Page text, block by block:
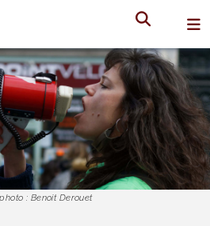
: Benoit Derouet